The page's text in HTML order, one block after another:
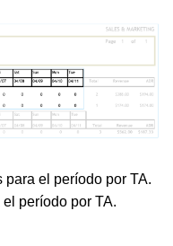
para el período por TA.
período por TA.